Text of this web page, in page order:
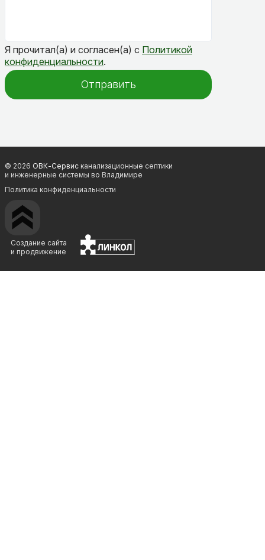
Я прочитал(а) и согласен(а) с Политикой
конфиденциальности.
Отправить
© 2026 ОВК-Сервис канализационные септики
и инженерные системы во Владимире
Политика конфиденциальности
Создание сайта
и продвижение